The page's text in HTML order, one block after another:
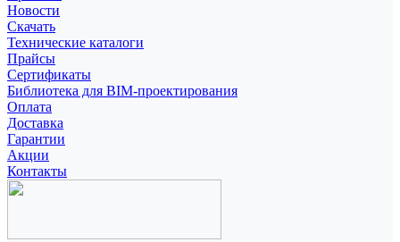
Новости
Скачать
Технические каталоги
Прайсы
Сертификаты
Библиотека для BIM-проектирования
Оплата
Доставка
Гарантии
Акции
Контакты